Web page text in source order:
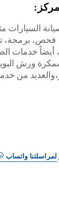
السيارات
فحص،
خدمات
ورش
من
لمراسلتنا واتساب